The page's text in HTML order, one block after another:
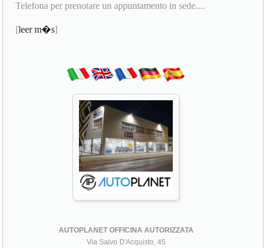
Telefona per prenotare un appuntamento in sede....
[leer m�s]
AUTOPLANET OFFICINA AUTORIZZATA
Via Salvo D'Acquisto, 45